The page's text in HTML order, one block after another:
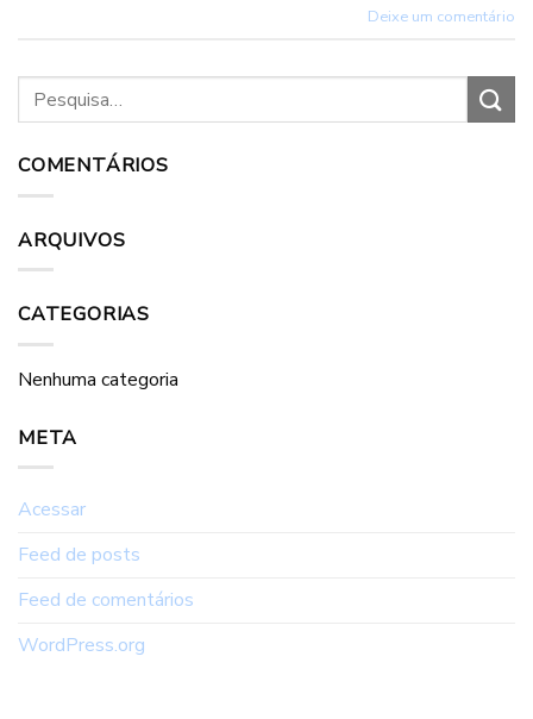
Deixe um comentário
COMENTÁRIOS
ARQUIVOS
CATEGORIAS
Nenhuma categoria
META
Acessar
Feed de posts
Feed de comentários
WordPress.org